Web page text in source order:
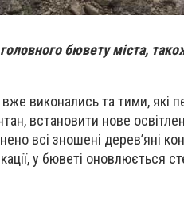
бювету міста,
виконались та тими, які
встановити нове
всі зношені дерев’яні
у бюветі оновлюється